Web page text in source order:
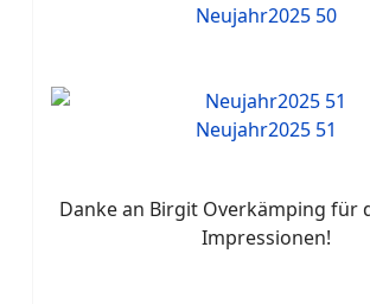
Neujahr2025 50
Neujahr2025 51
Danke an Birgit Overkämping für
Impressionen!